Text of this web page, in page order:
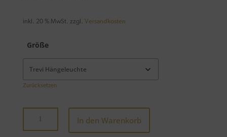
inkl. 20 % MwSt. zzgl. Versandkosten
Größe
Zurücksetzen
In den Warenkorb